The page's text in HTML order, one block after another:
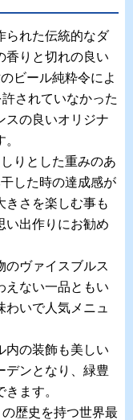
られた伝統的なダ
香りと切れの良い
ビール純粋令によ
されていなかった
スの良いオリジナ
りとした重みのあ
した時の達成感が
きさを楽しむ事も
い出作りにお勧め
のヴァイスブルス
えない一品ともい
わいで人気メニュ
内の装飾も美しい
デンとなり、緑豊
ます。
歴史を持つ世界最